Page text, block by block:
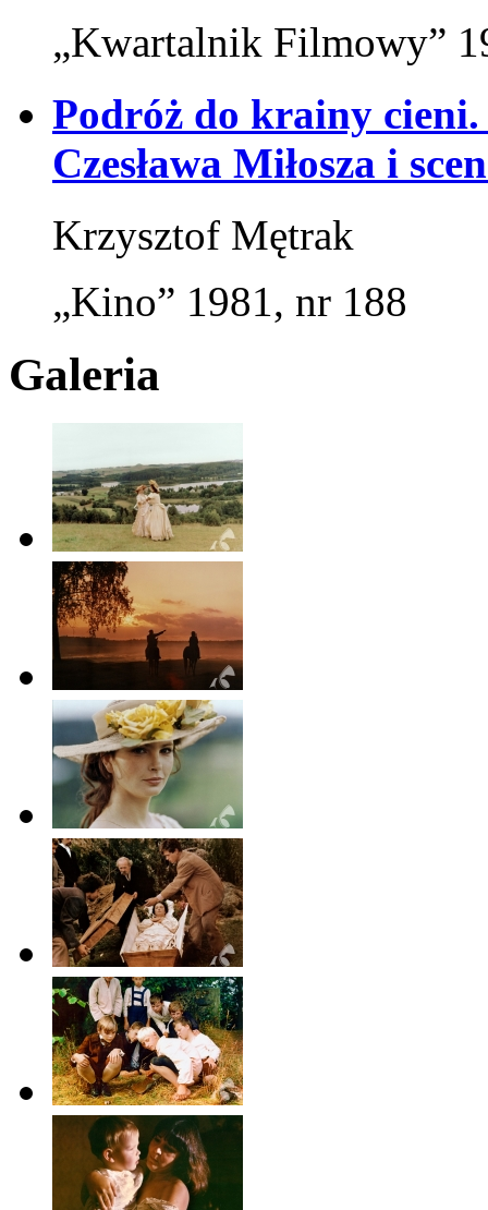
„Kwartalnik Filmowy”
Podróż do krainy
Czesława Miłosza i
Krzysztof Mętrak
„Kino” 1981, nr 188
Galeria